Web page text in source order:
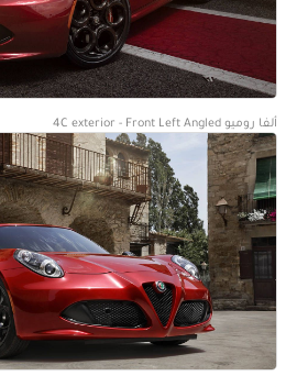
ألفا روميو 4C exterior - Front Left Angled